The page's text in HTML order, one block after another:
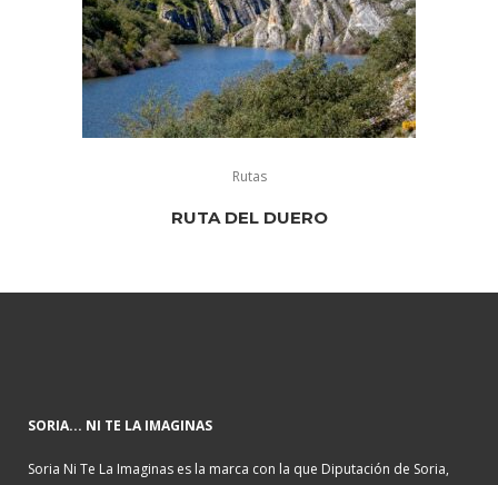
Rutas
RUTA DEL DUERO
SORIA... NI TE LA IMAGINAS
Soria Ni Te La Imaginas es la marca con la que Diputación de Soria,